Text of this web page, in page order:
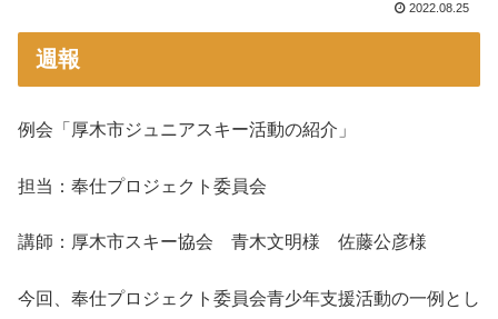
2022.08.25
週報
例会「厚木市ジュニアスキー活動の紹介」
担当：奉仕プロジェクト委員会
講師：厚木市スキー協会 青木文明様 佐藤公彦様
今回、奉仕プロジェクト委員会青少年支援活動の一例とし